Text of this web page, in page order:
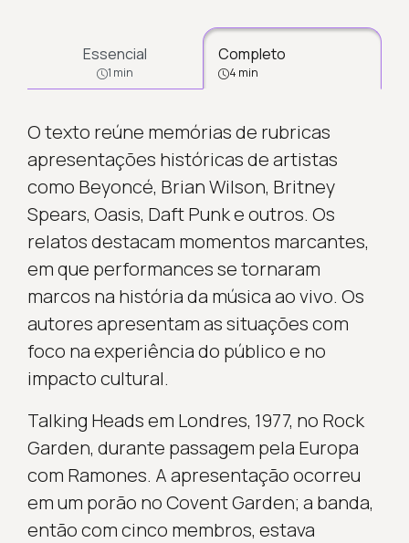
Essencial
1 min
Completo
4 min
O texto reúne memórias de rubricas
apresentações históricas de artistas
como Beyoncé, Brian Wilson, Britney
Spears, Oasis, Daft Punk e outros. Os
relatos destacam momentos marcantes,
em que performances se tornaram
marcos na história da música ao vivo. Os
autores apresentam as situações com
foco na experiência do público e no
impacto cultural.
Talking Heads em Londres, 1977, no Rock
Garden, durante passagem pela Europa
com Ramones. A apresentação ocorreu
em um porão no Covent Garden; a banda,
então com cinco membros, estava